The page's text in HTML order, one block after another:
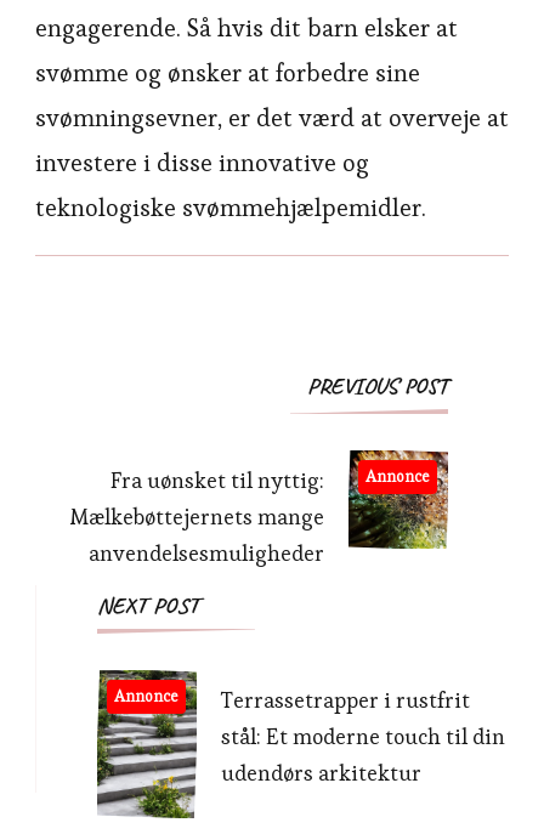
engagerende. Så hvis dit barn elsker at
svømme og ønsker at forbedre sine
svømningsevner, er det værd at overveje at
investere i disse innovative og
teknologiske svømmehjælpemidler.
PostPREVIOUS POST
Annonce
Fra uønsket til nyttig:
Mælkebøttejernets mange
anvendelsesmuligheder
NEXT POST
Annonce
Terrassetrapper i rustfrit
stål: Et moderne touch til din
udendørs arkitektur